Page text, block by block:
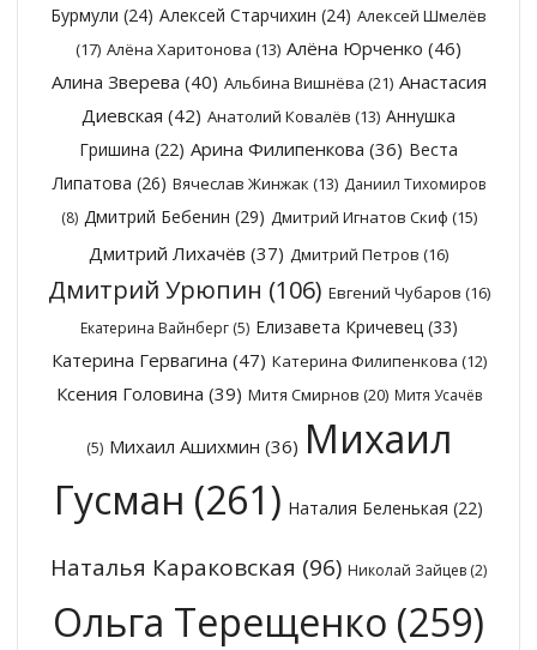
Бурмули (24) Алексей Старчихин (24) Алексей Шмелёв
(17) Алёна Харитонова (13) Алёна Юрченко (46)
Алина Зверева (40) Альбина Вишнёва (21) Анастасия
Диевская (42) Анатолий Ковалёв (13) Аннушка
Гришина (22) Арина Филипенкова (36) Веста
Липатова (26) Вячеслав Жинжак (13) Даниил Тихомиров
(8) Дмитрий Бебенин (29) Дмитрий Игнатов Скиф (15)
Дмитрий Лихачёв (37) Дмитрий Петров (16)
Дмитрий Урюпин (106) Евгений Чубаров (16)
Екатерина Вайнберг(5) Елизавета Кричевец(33)
Катерина Гервагина (47) Катерина Филипенкова (12)
Ксения Головина (39) Митя Смирнов (20) Митя Усачёв
(5) Михаил Ашихмин (36) Михаил
Гусман (261) Наталия Беленькая (22)
Наталья Караковская (96) Николай Зайцев (2)
Ольга Терещенко (259)